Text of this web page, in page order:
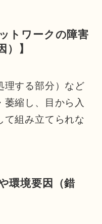
トワークの障害
）】
理する部分）など
縮し、目から入
て組み立てられな
環境要因（錯